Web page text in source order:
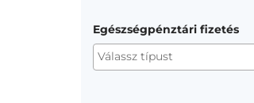
Egészségpénztári fizetés